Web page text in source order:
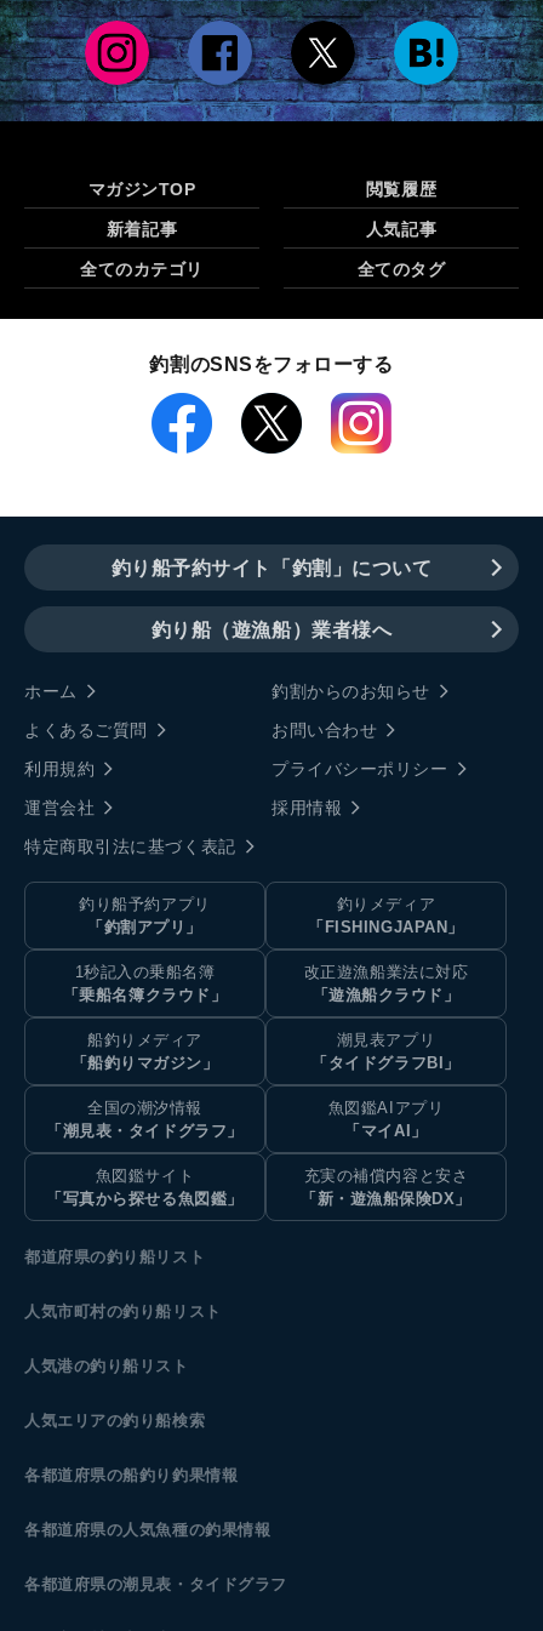
マガジンTOP 閲覧履歴
新着記事 人気記事
全てのカテゴリ 全てのタグ
釣割のSNSをフォローする
釣り船予約サイト「釣割」について
釣り船（遊漁船）業者様へ
ホーム
釣割からのお知らせ
よくあるご質問
お問い合わせ
利用規約
プライバシーポリシー
運営会社
採用情報
特定商取引法に基づく表記
釣り船予約アプリ
「釣割アプリ」
釣りメディア
「FISHINGJAPAN」
1秒記入の乗船名簿
「乗船名簿クラウド」
改正遊漁船業法に対応
「遊漁船クラウド」
船釣りメディア
「船釣りマガジン」
潮見表アプリ
「タイドグラフBI」
全国の潮汐情報
「潮見表・タイドグラフ」
魚図鑑AIアプリ
「マイAI」
魚図鑑サイト
「写真から探せる魚図鑑」
充実の補償内容と安さ
「新・遊漁船保険DX」
都道府県の釣り船リスト
人気市町村の釣り船リスト
人気港の釣り船リスト
人気エリアの釣り船検索
各都道府県の船釣り釣果情報
各都道府県の人気魚種の釣果情報
各都道府県の潮見表 ・タイドグラフ